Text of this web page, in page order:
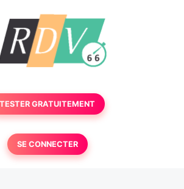
TESTER GRATUITEMENT
SE CONNECTER